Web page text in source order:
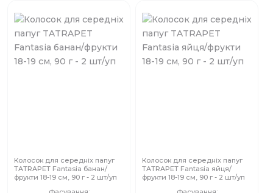
Колосок для середніх папуг
TATRAPET Fantasia банан/
фрукти 18-19 см, 90 г - 2 шт/уп
Колосок для середніх папуг
TATRAPET Fantasia яйця/
фрукти 18-19 см, 90 г - 2 шт/уп